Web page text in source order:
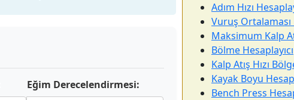
Eğim Derecelendirmesi:
Adım Hızı
Vuruş Ortalaması
Maksimum Kalp
Bölme Hesaplayıcı
Kalp Atış Hızı
Kayak Boyu
Bench Press